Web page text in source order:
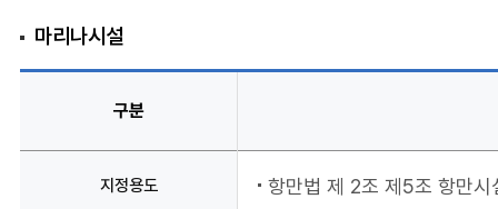
마리나시설
구분
지정용도 항만법 제 2조 제5조 항만시